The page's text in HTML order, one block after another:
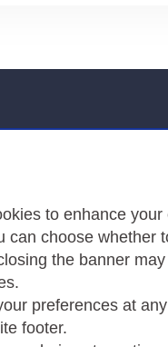
to enhance
can choose whether
the banner
preferences at
footer.
Privacy
Cookies Policy